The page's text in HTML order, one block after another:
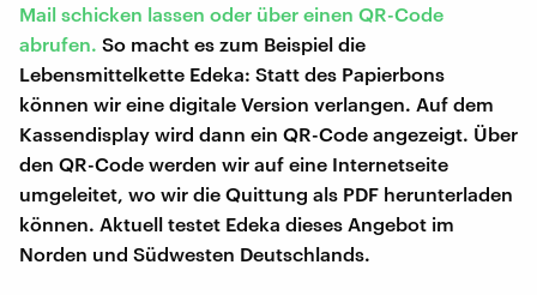
Mail schicken lassen oder über einen QR-Code
abrufen. So macht es zum Beispiel die
Lebensmittelkette Edeka: Statt des Papierbons
können wir eine digitale Version verlangen. Auf dem
Kassendisplay wird dann ein QR-Code angezeigt. Über
den QR-Code werden wir auf eine Internetseite
umgeleitet, wo wir die Quittung als PDF herunterladen
können. Aktuell testet Edeka dieses Angebot im
Norden und Südwesten Deutschlands.